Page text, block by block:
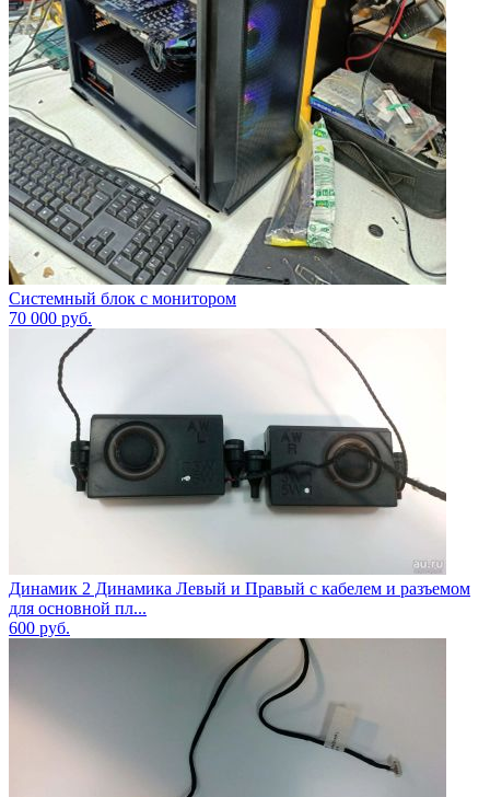
Системный блок с монитором
70 000 руб.
Динамик 2 Динамика Левый и Правый с кабелем и разъемом
для основной пл...
600 руб.